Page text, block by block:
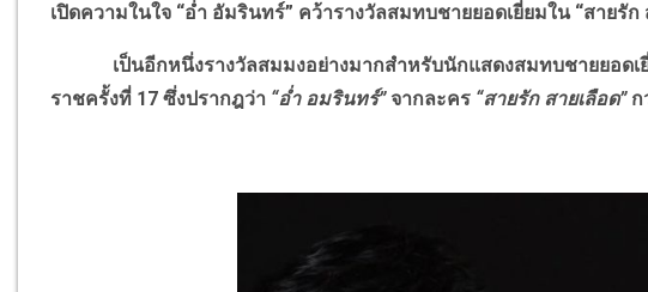
เปิดความในใจ “อ่ำ อัมรินทร์” คว้ารางวัลสมทบชายยอดเยี่ยมใน “สายรัก
เป็นอีกหนึ่งรางวัลสมมงอย่างมากสำหรับนักแสดงสมทบชายยอดเยี่
ราชครั้งที่ 17 ซึ่งปรากฎว่า “อ่ำ อมรินทร์”จากละคร “สายรัก สายเลือด”ก